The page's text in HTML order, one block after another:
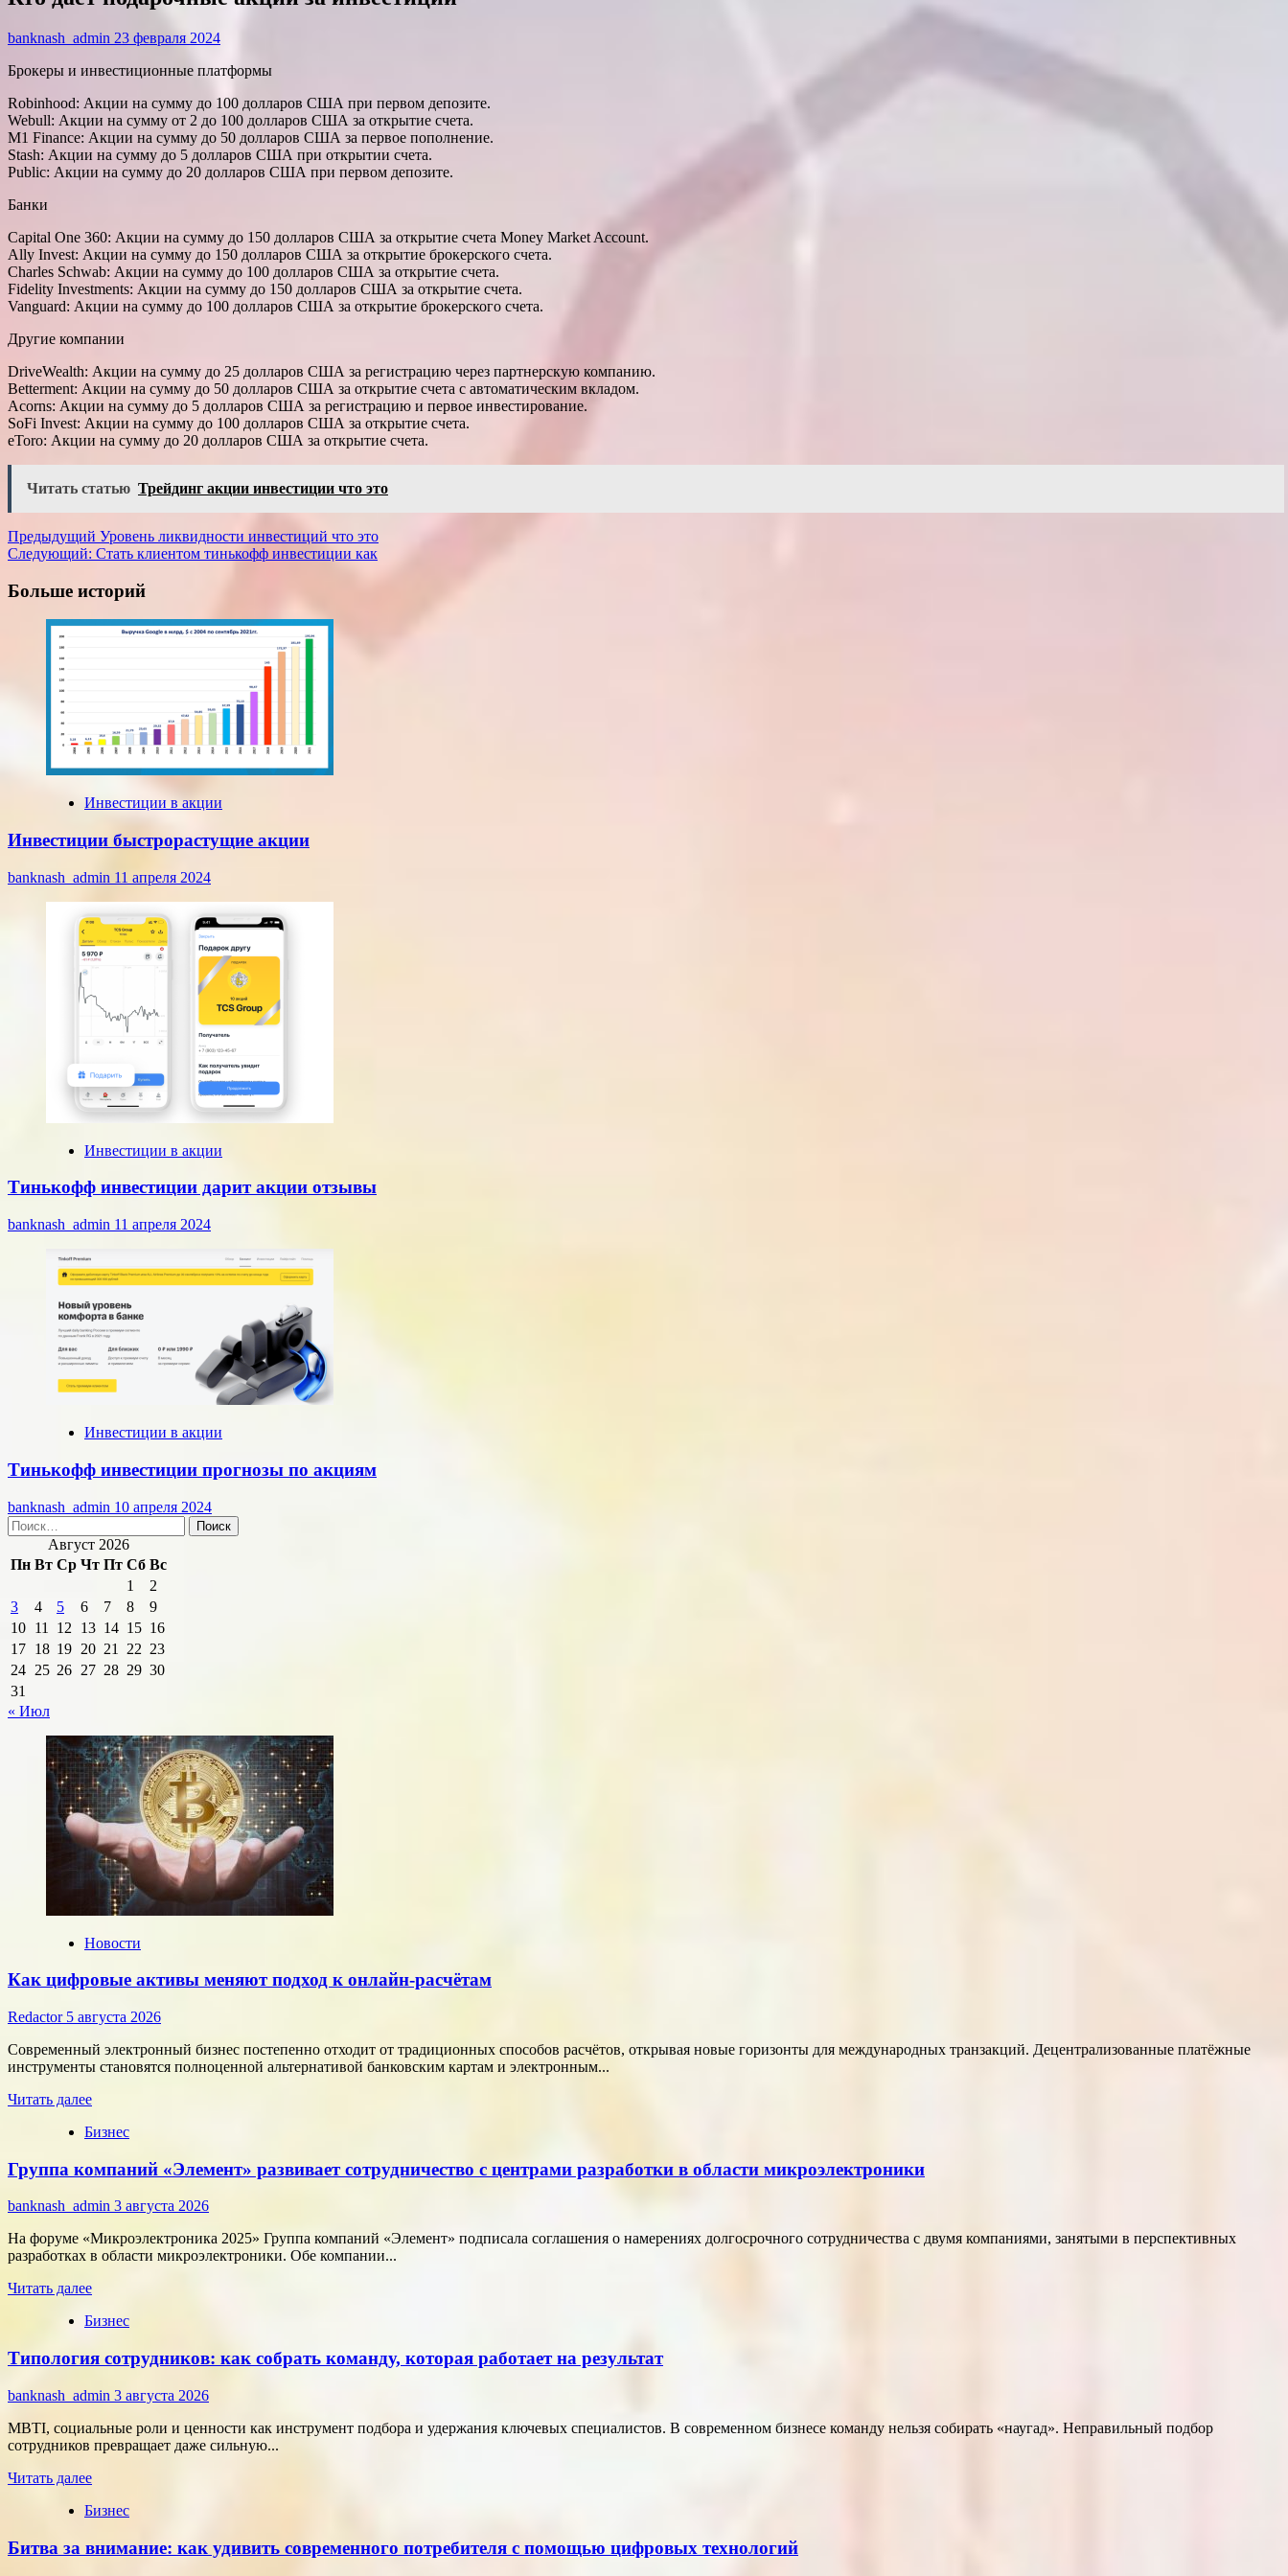
banknash_admin 23 февраля 2024
Брокеры и инвестиционные платформы
Robinhood: Акции на сумму до 100 долларов США при первом депозите.
Webull: Акции на сумму от 2 до 100 долларов США за открытие счета.
M1 Finance: Акции на сумму до 50 долларов США за первое пополнение.
Stash: Акции на сумму до 5 долларов США при открытии счета.
Public: Акции на сумму до 20 долларов США при первом депозите.
Банки
Capital One 360: Акции на сумму до 150 долларов США за открытие счета Money Market Account.
Ally Invest: Акции на сумму до 150 долларов США за открытие брокерского счета.
Charles Schwab: Акции на сумму до 100 долларов США за открытие счета.
Fidelity Investments: Акции на сумму до 150 долларов США за открытие счета.
Vanguard: Акции на сумму до 100 долларов США за открытие брокерского счета.
Другие компании
DriveWealth: Акции на сумму до 25 долларов США за регистрацию через партнерскую компанию.
Betterment: Акции на сумму до 50 долларов США за открытие счета с автоматическим вкладом.
Acorns: Акции на сумму до 5 долларов США за регистрацию и первое инвестирование.
SoFi Invest: Акции на сумму до 100 долларов США за открытие счета.
eToro: Акции на сумму до 20 долларов США за открытие счета.
Читать статью Трейдинг акции инвестиции что это
Навигация
записи
Предыдущий Уровень ликвидности инвестиций что это
Следующий: Стать клиентом тинькофф инвестиции как
Больше историй
Инвестиции в акции
Инвестиции быстрорастущие акции
banknash_admin 11 апреля 2024
Инвестиции в акции
Тинькофф инвестиции дарит акции отзывы
banknash_admin 11 апреля 2024
Инвестиции в акции
Тинькофф инвестиции прогнозы по акциям
banknash_admin 10 апреля 2024
Найти:
Август 2026
Пн Вт Ср Чт Пт Сб Вс
1
2
3
4 5 6 7 8
9
10 11 12 13 14 15 16
17 18 19 20 21 22 23
24 25 26 27 28 29 30
31
« Июл
Новости
Как цифровые активы меняют подход к онлайн-расчётам
Redactor 5 августа 2026
Современный электронный бизнес постепенно отходит от традиционных способов расчётов, открывая новые горизонты для международных транзакций. Децентрализованные платёжные
инструменты становятся полноценной альтернативой банковским картам и электронным...
Читать далееПрочитать
о
цифровые
меняют
к
онлайн-
Бизнес
Группа компаний «Элемент» развивает сотрудничество с центрами разработки в области микроэлектроники
banknash_admin 3 августа 2026
На форуме «Микроэлектроника 2025» Группа компаний «Элемент» подписала соглашения о намерениях долгосрочного сотрудничества с двумя компаниями, занятыми в перспективных
разработках в области микроэлектроники. Обе компании...
Читать далееПрочитать
о
компаний
«Элемент»
развивает
сотрудничество
с
центрами
в
микроэлектроники
Бизнес
Типология сотрудников: как собрать команду, которая работает на результат
banknash_admin 3 августа 2026
MBTI, социальные роли и ценности как инструмент подбора и удержания ключевых специалистов. В современном бизнесе команду нельзя собирать «наугад». Неправильный подбор
сотрудников превращает даже сильную...
Читать далееПрочитать
о
сотрудников:
Бизнес
Битва за внимание: как удивить современного потребителя с помощью цифровых технологий